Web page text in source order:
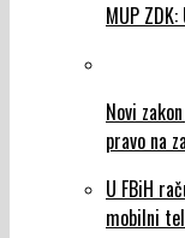
MUP
Novi
pravo na
U FBiH
mobilni